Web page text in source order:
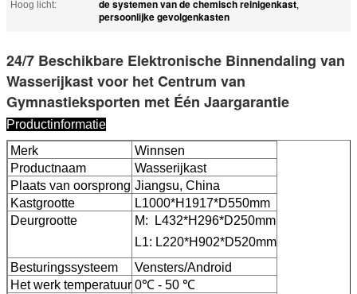
Laat een bericht achter
We bellen je snel terug!
Hoog licht:
de systemen van de chemisch reinigenkast,
persoonlijke gevolgenkasten
24/7 Beschikbare Elektronische Binnendaling van
Wasserijkast voor het Centrum van
Gymnastieksporten met Één Jaargarantie
Productinformatie
Merk
Winnsen
Productnaam
Wasserijkast
Plaats van oorsprong Jiangsu, China
Kastgrootte
L1000*H1917*D550mm
Deurgrootte
M: L432*H296*D250mm
L1: L220*H902*D520mm
Besturingssysteem
Vensters/Android
Het werk temperatuur 0℃ - 50 ℃